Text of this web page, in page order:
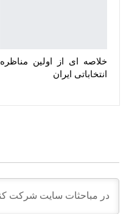
خلاصه ای از اولین مناظره
انتخاباتی ایران